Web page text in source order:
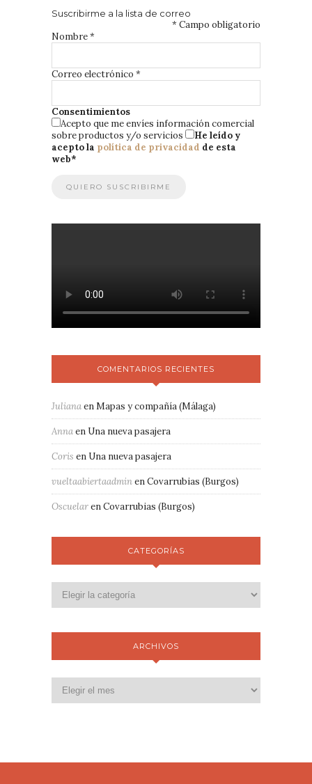
Suscribirme a la lista de correo
* Campo obligatorio
Nombre*
Correo electrónico *
Consentimientos
Acepto que me envíes información comercial
sobre productos y/o servicios
He leído y
acepto la política de privacidad de esta
web*
COMENTARIOS RECIENTES
JulianaenMapas y compañía (Málaga)
Annaen Una nueva pasajera
Coris en Una nueva pasajera
vueltaabiertaadminenCovarrubias (Burgos)
OscuelarenCovarrubias (Burgos)
CATEGORÍAS
ARCHIVOS